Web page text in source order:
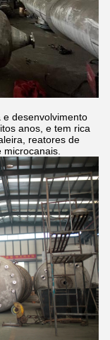
desenvolvimento
anos, e tem rica
reatores de